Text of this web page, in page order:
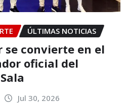
ÚLTIMAS NOTICIAS
se convierte en el
oficial del
Jul 30, 2026